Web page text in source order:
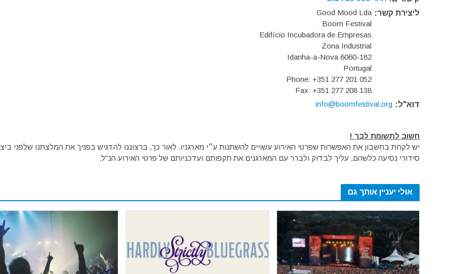
ליצירת קשר: Good Mood Lda
Boom Festival
Edifício Incubadora de Empresas
Zona Industrial
6060-182 Idanha-a-Nova
Portugal
Phone: +351 277 201 052
Fax: +351 277 208 138
דוא"ל: info@boomfestival.org
חשוב לתשומת לבך !
יש לקחת בחשבון את האפשרות שפרטי האירוע עשויים להשתנות ע״י מארגניו. לאור כך, ברצוננו להדגיש בפניך את המלצתנו שלפני
סידורי נסיעה כלשהם, עליך לבדוק ולברר עם המארגנים את תקפותם ועדכניותם של פרטי האירוע הנ"ל.
אולי יעניין אותך גם